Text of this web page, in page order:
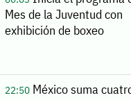
Mes de la Juventud con
exhibición de boxeo
22:50México suma